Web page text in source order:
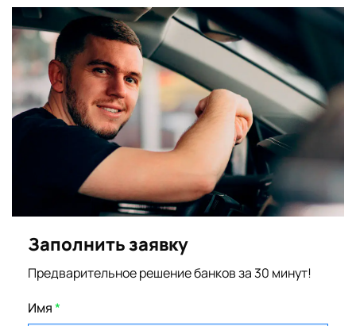
Заполнить заявку
Предварительное решение банков за 30 минут!
Имя*